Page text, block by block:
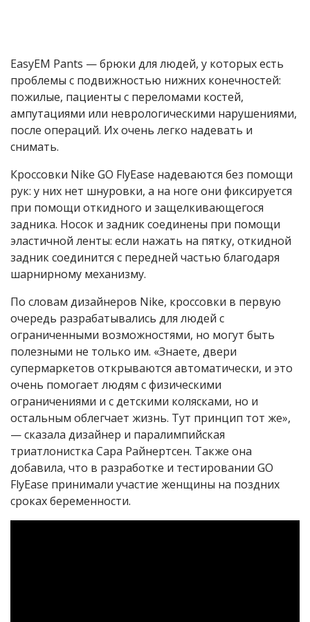
EasyEM Pants — брюки для людей, у которых есть
проблемы с подвижностью нижних конечностей:
пожилые, пациенты с переломами костей,
ампутациями или неврологическими нарушениями,
после операций. Их очень легко надевать и
снимать.
Кроссовки Nike GO FlyEase надеваются без помощи
рук: у них нет шнуровки, а на ноге они фиксируется
при помощи откидного и защелкивающегося
задника. Носок и задник соединены при помощи
эластичной ленты: если нажать на пятку, откидной
задник соединится с передней частью благодаря
шарнирному механизму.
По словам дизайнеров Nike, кроссовки в первую
очередь разрабатывались для людей с
ограниченными возможностями, но могут быть
полезными не только им. «Знаете, двери
супермаркетов открываются автоматически, и это
очень помогает людям с физическими
ограничениями и с детскими колясками, но и
остальным облегчает жизнь. Тут принцип тот же»,
— сказала дизайнер и паралимпийская
триатлонистка Сара Райнертсен. Также она
добавила, что в разработке и тестировании GO
FlyEase принимали участие женщины на поздних
сроках беременности.